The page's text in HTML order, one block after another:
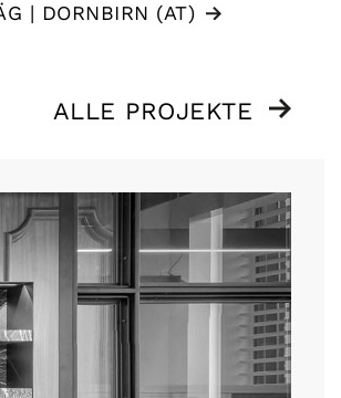
| DORNBIRN (AT)
ALLE PROJEKTE